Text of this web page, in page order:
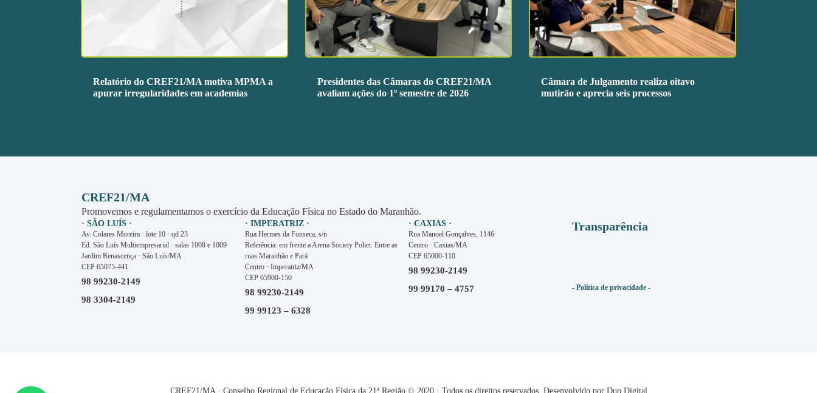
Relatório do CREF21/MA motiva MPMA a
apurar irregularidades em academias
Presidentes das Câmaras do CREF21/MA
avaliam ações do 1º semestre de 2026
Câmara de Julgamento realiza oitavo
mutirão e aprecia seis processos
CREF21/MA
Promovemos e regulamentamos o exercício da Educação Física no Estado do Maranhão.
· SÃO LUÍS ·
Av. Colares Moreira · lote 10 · qd 23
Ed. São Luís Multiempresarial · salas 1008 e 1009
Jardim Renascença · São Luís/MA
CEP 65075-441
98 99230-2149
98 3304-2149
· IMPERATRIZ ·
Rua Hermes da Fonseca, s/n
Referência: em frente a Arena Society Polier. Entre as
ruas Maranhão e Pará
Centro · Imperatriz/MA
CEP 65900-150
98 99230-2149
99 99123 – 6328
· CAXIAS ·
Rua Manoel Gonçalves, 1146
Centro · Caxias/MA
CEP 65000-110
98 99230-2149
99 99170 – 4757
Transparência
- Política de privacidade -
CREF21/MA · Conselho Regional de Educação Física da 21ª Região © 2020 · Todos os direitos reservados. Desenvolvido por Duo Digital